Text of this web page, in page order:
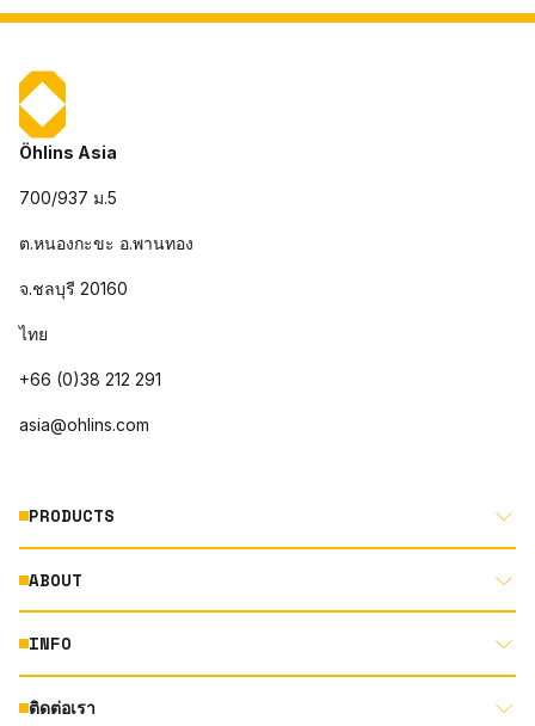
Öhlins Asia
700/937 ม.5
ต.หนองกะขะ อ.พานทอง
จ.ชลบุรี 20160
ไทย
+66 (0)38 212 291
asia@ohlins.com
PRODUCTS
MOTORCYCLE
AUTOMOTIVE
ABOUT
ABOUT US
RACING
INFO
DOCUMENT LIBRARY
ติดต่อเรา